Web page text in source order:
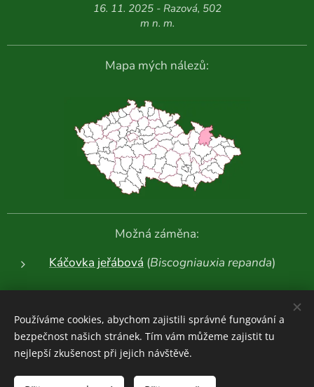
16. 11. 2025 - Razová, 502
m n. m.
Mapa mých nálezů:
Možná záměna:
Káčovka jeřábová (Biscogniauxia repanda)
Další fotografie:
Houboviny © 2020-2026
Používáme cookies, abychom zajistili správné fungování a
bezpečnost našich stránek. Tím vám můžeme zajistit tu
nejlepší zkušenost při jejich návštěvě.